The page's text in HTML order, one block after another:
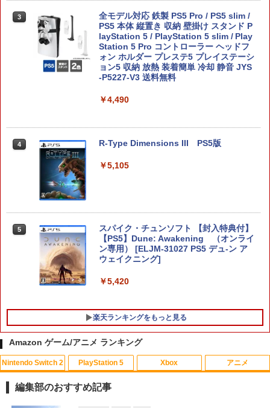
￥7,730
バイオハザード レクイエム Switch2版
跡 the 2nd Nintendo Switch 2 Edition
3
全モデル対応 鉄製 PS5 Pro / PS5 slim /
PS5 本体 縦置き 収納 壁掛け スタンド P
layStation 5 / PlayStation 5 slim / Play
Station 5 Pro コントローラー ヘッドフ
ォン ホルダー プレステ5 プレイステーシ
ョン5 収納 放熱 装着簡単 冷却 静音 JYS
-P5227-V3 送料無料
￥4,490
4 R-Type Dimensions III PS5版
￥5,105
5
スパイク・チュンソフト 【封入特典付】
【PS5】Dune: Awakening （オンライ
ン専用） [ELJM-31027 PS5 デュ-ン ア
ウェイクニング]
￥5,420
楽天ランキングをもっと見る
1 【中古】とびだせ どうぶつの森
￥658
1
ONE PIECE ワンピース 21STシーズン
エッグヘッド編 PIECE.25【Blu-ray】 [
尾田栄一郎 ]
Amazon ゲーム/アニメ ランキング
Nintendo Switch 2 PlayStation 5 Xbox アニメ
編集部のおすすめ記事